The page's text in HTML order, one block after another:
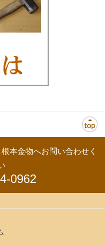
本金物へお問い合わせく
0962